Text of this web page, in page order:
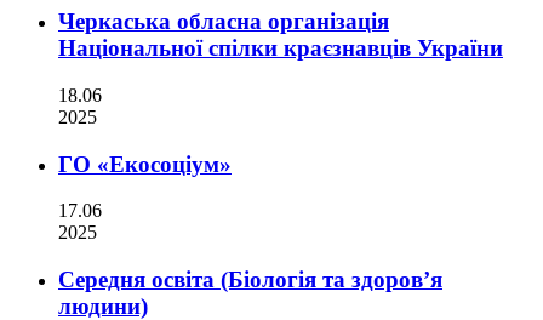
Черкаська обласна організація
Національної спілки краєзнавців України
18.06
2025
ГО «Екосоціум»
17.06
2025
Середня освіта (Біологія та здоров’я
людини)